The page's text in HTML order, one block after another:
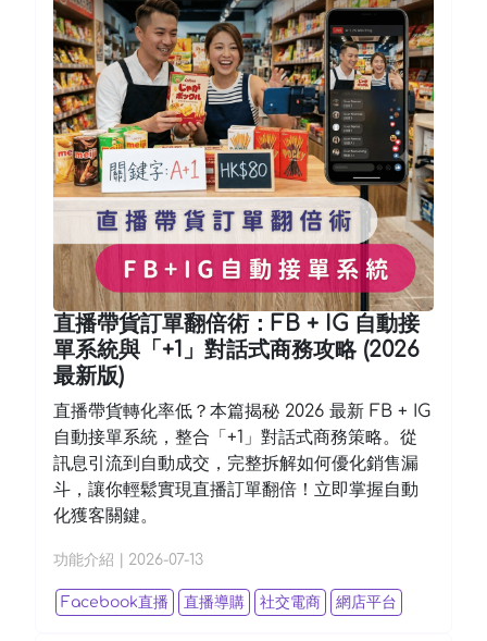
直播帶貨訂單翻倍術：FB + IG 自動接
單系統與「+1」對話式商務攻略 (2026
最新版)
直播帶貨轉化率低？本篇揭秘 2026 最新 FB + IG
自動接單系統，整合「+1」對話式商務策略。從
訊息引流到自動成交，完整拆解如何優化銷售漏
斗，讓你輕鬆實現直播訂單翻倍！立即掌握自動
化獲客關鍵。
功能介紹 2026-07-13
Facebook直播 直播導購 社交電商 網店平台